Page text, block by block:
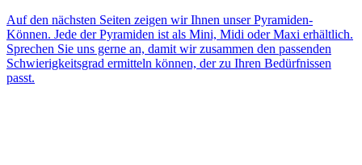
Auf den nächsten Seiten zeigen wir Ihnen unser Pyramiden-
Können. Jede der Pyramiden ist als Mini, Midi oder Maxi erhältlich.
Sprechen Sie uns gerne an, damit wir zusammen den passenden
Schwierigkeitsgrad ermitteln können, der zu Ihren Bedürfnissen
passt.